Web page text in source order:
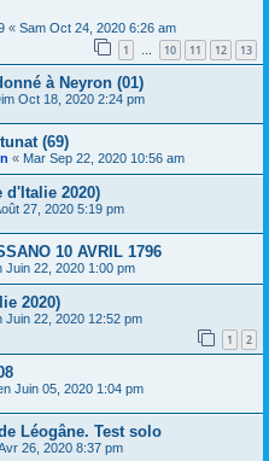
« Sam Oct 24, 2020 6:26 am
1 … 10 11 12 13
à Neyron (01)
Oct 18, 2020 2:24 pm
(69)
« Mar Sep 22, 2020 10:56 am
d'Italie 2020)
27, 2020 5:19 pm
10 AVRIL 1796
Juin 22, 2020 1:00 pm
2020)
Juin 22, 2020 12:52 pm
1 2
Juin 05, 2020 1:04 pm
Léogâne. Test solo
26, 2020 8:37 pm